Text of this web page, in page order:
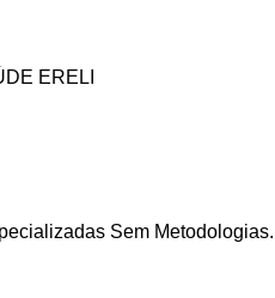
ERELI
Sem Metodologias.